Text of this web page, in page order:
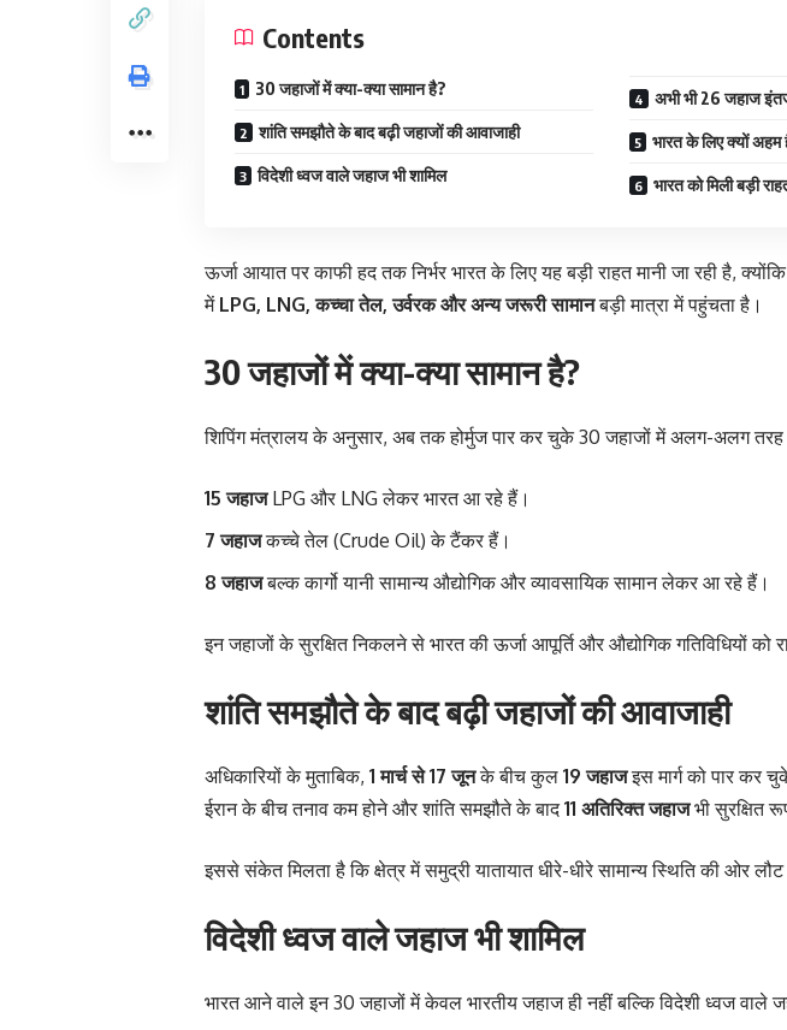
Contents
30 जहाजों में क्या-क्या सामान है?
शांति समझौते के बाद बढ़ी जहाजों की आवाजाही
विदेशी ध्वज वाले जहाज भी शामिल
अभी भी 26 जहाज
भारत के लिए क्यों
भारत को मिली बड़ी
ऊर्जा आयात पर काफी हद तक निर्भर भारत के लिए यह बड़ी राहत मानी जा रही है,
में LPG, LNG, कच्चा तेल, उर्वरक और अन्य जरूरी सामानबड़ी मात्रा में पहुंचता है।
30 जहाजों में क्या-क्या सामान है?
शिपिंग मंत्रालय के अनुसार, अब तक होर्मुज पार कर चुके 30 जहाजों में अलग-अलग तरह
15 जहाजLPG और LNG लेकर भारत आ रहे हैं।
7 जहाजकच्चे तेल (Crude Oil) के टैंकर हैं।
8 जहाजबल्क कार्गो यानी सामान्य औद्योगिक और व्यावसायिक सामान लेकर आ रहे हैं।
इन जहाजों के सुरक्षित निकलने से भारत की ऊर्जा आपूर्ति और औद्योगिक गतिविधियों को
शांति समझौते के बाद बढ़ी जहाजों की आवाजाही
अधिकारियों के मुताबिक, 1 मार्च से 17 जूनके बीच कुल 19 जहाजइस मार्ग को पार कर
ईरान के बीच तनाव कम होने और शांति समझौते के बाद11 अतिरिक्त जहाजभी सुरक्षित
इससे संकेत मिलता है कि क्षेत्र में समुद्री यातायात धीरे-धीरे सामान्य स्थिति की ओर लौट
विदेशी ध्वज वाले जहाज भी शामिल
भारत आने वाले इन 30 जहाजों में केवल भारतीय जहाज ही नहीं बल्कि विदेशी ध्वज वाले